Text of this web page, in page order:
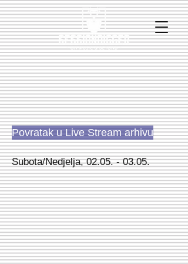
Povratak u Live Stream arhivu
Subota/Nedjelja,02.05. - 03.05.